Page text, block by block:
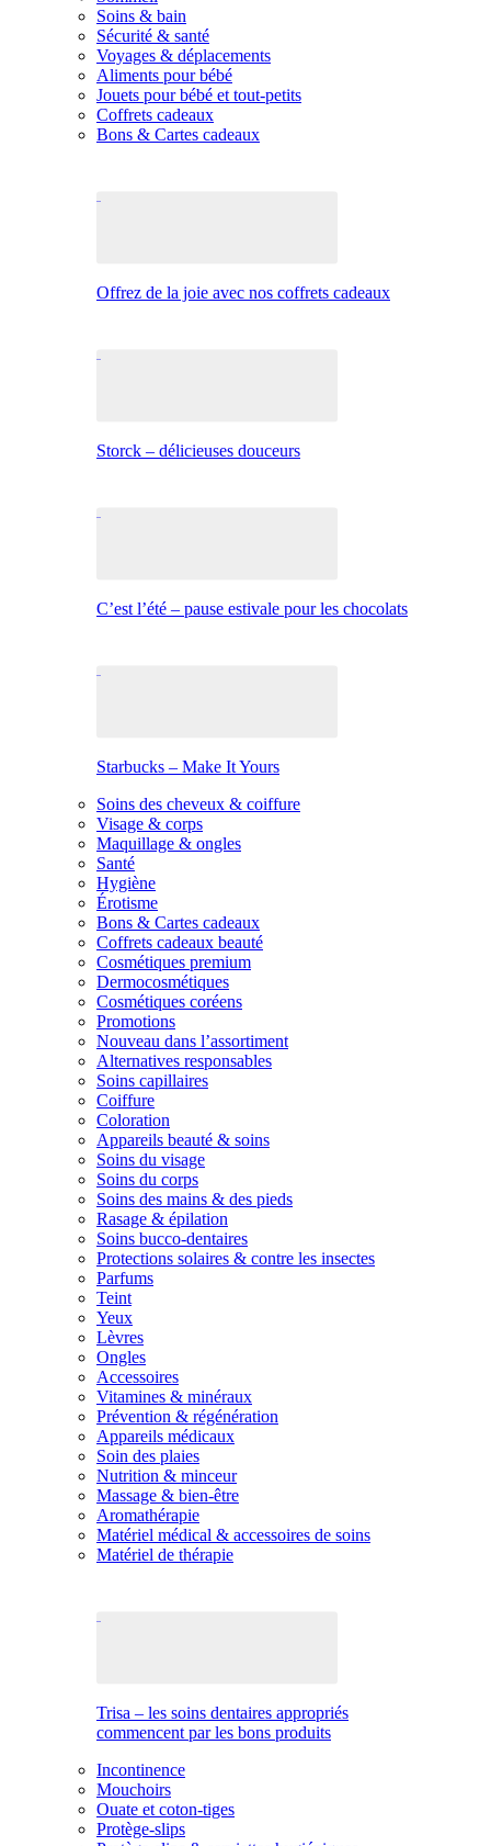
Soins & bain
Sécurité & santé
Voyages & déplacements
Aliments pour bébé
Jouets pour bébé et tout-petits
Coffrets cadeaux
Bons & Cartes cadeaux
Offrez de la joie avec nos coffrets cadeaux
Storck – délicieuses douceurs
C’est l’été – pause estivale pour les chocolats
Starbucks – Make It Yours
Soins des cheveux & coiffure
Visage & corps
Maquillage & ongles
Santé
Hygiène
Érotisme
Bons & Cartes cadeaux
Coffrets cadeaux beauté
Cosmétiques premium
Dermocosmétiques
Cosmétiques coréens
Promotions
Nouveau dans l’assortiment
Alternatives responsables
Soins capillaires
Coiffure
Coloration
Appareils beauté & soins
Soins du visage
Soins du corps
Soins des mains & des pieds
Rasage & épilation
Soins bucco-dentaires
Protections solaires & contre les insectes
Parfums
Teint
Yeux
Lèvres
Ongles
Accessoires
Vitamines & minéraux
Prévention & régénération
Appareils médicaux
Soin des plaies
Nutrition & minceur
Massage & bien-être
Aromathérapie
Matériel médical & accessoires de soins
Matériel de thérapie
Trisa – les soins dentaires appropriés
commencent par les bons produits
Incontinence
Mouchoirs
Ouate et coton-tiges
Protège-slips